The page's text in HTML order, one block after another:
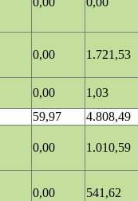
0,00 1.721,53
0,00
1,03
59,97
4.808,49
0,00 1.010,59
0,00 541,62